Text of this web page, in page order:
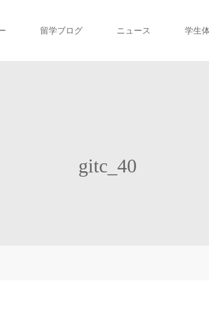
留学ブログ ニュース 学生
gitc_40